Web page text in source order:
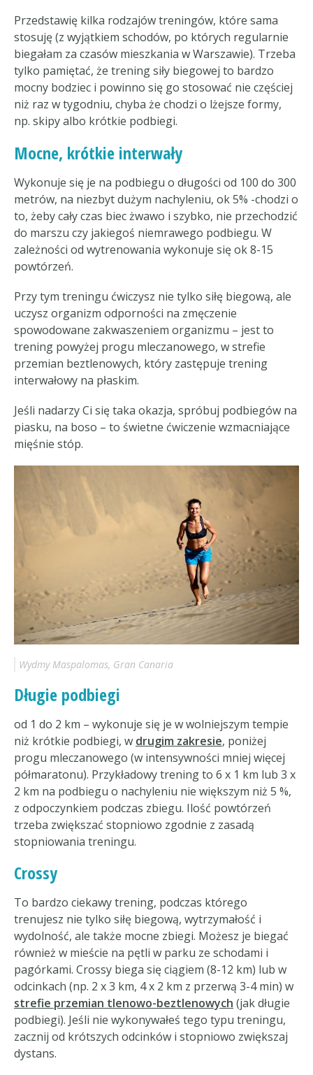
Przedstawię kilka rodzajów treningów, które sama
stosuję (z wyjątkiem schodów, po których regularnie
biegałam za czasów mieszkania w Warszawie). Trzeba
tylko pamiętać, że trening siły biegowej to bardzo
mocny bodziec i powinno się go stosować nie częściej
niż raz w tygodniu, chyba że chodzi o lżejsze formy,
np. skipy albo krótkie podbiegi.
Mocne, krótkie interwały
Wykonuje się je na podbiegu o długości od 100 do 300
metrów, na niezbyt dużym nachyleniu, ok 5% -chodzi o
to, żeby cały czas biec żwawo i szybko, nie przechodzić
do marszu czy jakiegoś niemrawego podbiegu. W
zależności od wytrenowania wykonuje się ok 8-15
powtórzeń.
Przy tym treningu ćwiczysz nie tylko siłę biegową, ale
uczysz organizm odporności na zmęczenie
spowodowane zakwaszeniem organizmu – jest to
trening powyżej progu mleczanowego, w strefie
przemian beztlenowych, który zastępuje trening
interwałowy na płaskim.
Jeśli nadarzy Ci się taka okazja, spróbuj podbiegów na
piasku, na boso – to świetne ćwiczenie wzmacniające
mięśnie stóp.
Wydmy Maspalomas, Gran Canaria
Długie podbiegi
od 1 do 2 km – wykonuje się je w wolniejszym tempie
niż krótkie podbiegi, w drugim zakresie, poniżej
progu mleczanowego (w intensywności mniej więcej
półmaratonu). Przykładowy trening to 6 x 1 km lub 3 x
2 km na podbiegu o nachyleniu nie większym niż 5 %,
z odpoczynkiem podczas zbiegu. Ilość powtórzeń
trzeba zwiększać stopniowo zgodnie z zasadą
stopniowania treningu.
Crossy
To bardzo ciekawy trening, podczas którego
trenujesz nie tylko siłę biegową, wytrzymałość i
wydolność, ale także mocne zbiegi. Możesz je biegać
również w mieście na pętli w parku ze schodami i
pagórkami. Crossy biega się ciągiem (8-12 km) lub w
odcinkach (np. 2 x 3 km, 4 x 2 km z przerwą 3-4 min) w
strefie przemian tlenowo-beztlenowych (jak długie
podbiegi). Jeśli nie wykonywałeś tego typu treningu,
zacznij od krótszych odcinków i stopniowo zwiększaj
dystans.